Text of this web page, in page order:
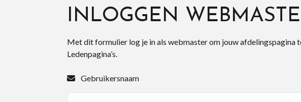
INLOGGEN
Met dit formulier log je in als webmaster om jouw
Ledenpagina’s.
Gebruikersnaam